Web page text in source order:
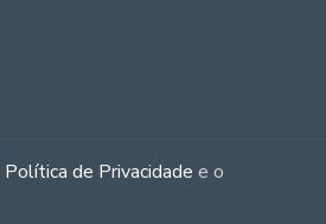
Política de Privacidade e o